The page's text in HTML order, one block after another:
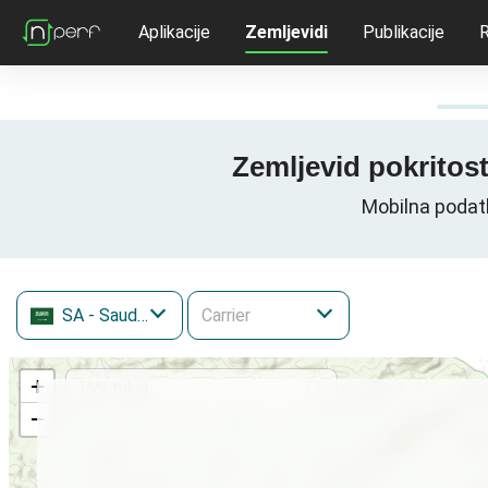
Aplikacije Zemljevidi Publikacije
SA - Saudova Arabija
+
−